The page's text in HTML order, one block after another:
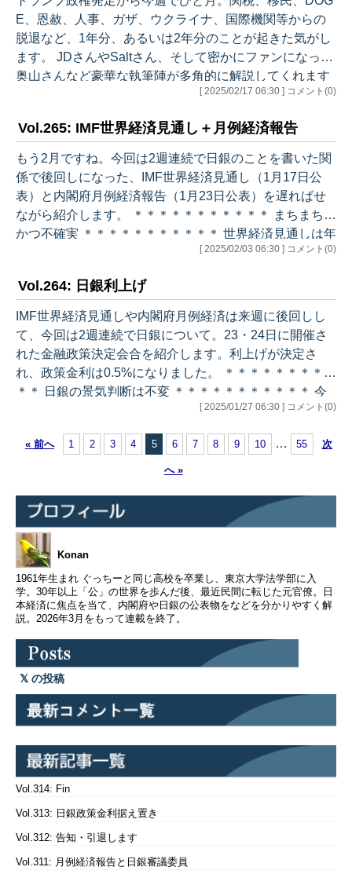
1%）、住宅投資が前期比+0.1%（寄与度+0.0%）、公的
需要が前期比+0.1%（寄…
E、恩赦、人事、ガザ、ウクライナ、国際機関等からの
脱退など、1年分、あるいは2年分のことが起きた気がし
ます。 JDさんやSaltさん、そして密かにファンになった
奥山さんなど豪華な執筆陣が多角的に解説してくれます
が、毎日マーケットの動きを見ていて、逆説的にトラン
統領の政策のうち、とくに関税、移民、税制はマーケッ
トに大きな影響を与えます。そして当初は、例えばカナ
ダやメキシコへの関税賦課とその一時凍結のようなニュ
ースにマーケットは敏感に反応しました。 しかし、余り
にも追うものが多く、全容が見…
[ 2025/02/17 06:30 ] コメント(0)
Vol.265: IMF世界経済見通し＋月例経済報告
もう2月ですね。今回は2週連続で日銀のことを書いた関
係で後回しになった、IMF世界経済見通し（1月17日公
表）と内閣府月例経済報告（1月23日公表）を遅ればせ
ながら紹介します。 ＊＊＊＊＊＊＊＊＊＊＊ まちまち、
かつ不確実 ＊＊＊＊＊＊＊＊＊＊＊ 世界経済見通しは年
4回公表されます。4月と10月は分厚く本格的なもの、1
トルはGlobal Growth: Divergent and Uncertain（世界成
長：まちまち、かつ不確実）です。 今回は公表日が1月1
7日とトランプ大統領就任前だったことに意味がありま
す。「見通しは公表日における…
[ 2025/02/03 06:30 ] コメント(0)
Vol.264: 日銀利上げ
IMF世界経済見通しや内閣府月例経済は来週に後回しし
て、今回は2週連続で日銀について。23・24日に開催さ
れた金融政策決定会合を紹介します。利上げが決定さ
れ、政策金利は0.5%になりました。 ＊＊＊＊＊＊＊＊＊
＊＊ 日銀の景気判断は不変 ＊＊＊＊＊＊＊＊＊＊＊ 今
回のように展望レポートがある回（1月、4月、7月、10
しさに違いがありますが、景気判断やリスク要因の指摘
内容は前回から維持されました。 （現状） ・基調：一部
人消費：物価上昇の影響などがみられるものの、緩やか
な増加基調にある…
[ 2025/01/27 06:30 ] コメント(0)
« 前へ 1 2 3 4 5 6 7 8 9 10 … 55 次
へ »
Konan
1961年生まれ ぐっちーと同じ高校を卒業し、東京大学法学部に入
学。30年以上「公」の世界を歩んだ後、最近民間に転じた元官僚。日
本経済に焦点を当て、内閣府や日銀の公表物をなどを分かりやすく解
説。2026年3月をもって連載を終了。
の投稿
Vol.314: Fin
Vol.313: 日銀政策金利据え置き
Vol.312: 告知・引退します
Vol.311: 月例経済報告と日銀審議委員